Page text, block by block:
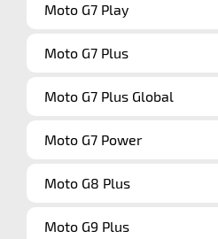
Moto G7 Play
Moto G7 Plus
Moto G7 Plus Global
Moto G7 Power
Moto G8 Plus
Moto G9 Plus